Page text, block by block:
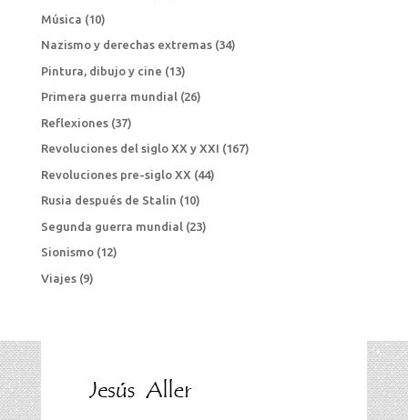
Música (10)
Nazismo y derechas extremas(34)
Pintura, dibujo y cine (13)
Primera guerra mundial(26)
Reflexiones(37)
Revoluciones del siglo XX y XXI (167)
Revoluciones pre-siglo XX (44)
Rusia después de Stalin (10)
Segunda guerra mundial (23)
Sionismo(12)
Viajes(9)